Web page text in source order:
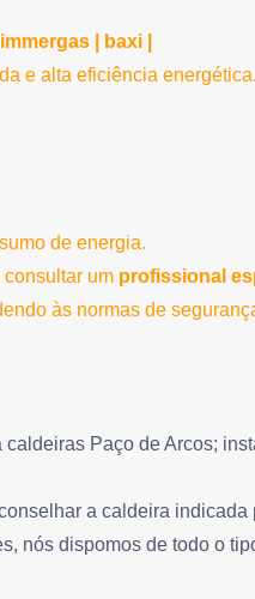
| baxi |
e alta eficiência energética.
de energia.
um profissional
às normas de
Paço de Arcos;
a caldeira
nós dispomos de todo o